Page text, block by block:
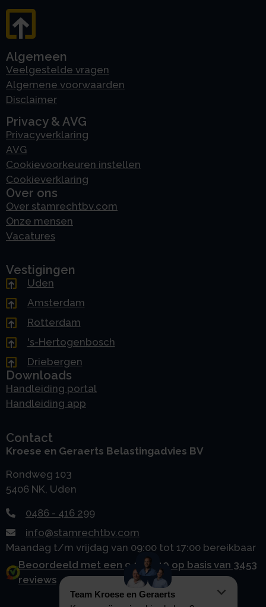
Algemeen
Veelgestelde vragen
Algemene voorwaarden
Disclaimer
Privacy & AVG
Privacyverklaring
AVG
Cookievoorkeuren instellen
Cookieverklaring
Over ons
Over stamrechtbv.com
Onze mensen
Vacatures
Vestigingen
Uden
Amsterdam
Rotterdam
's-Hertogenbosch
Driebergen
Downloads
Handleiding portal
Handleiding app
Contact
Kroese en Geraerts Belastingadvies BV
Rondweg 103
5406 NK, Uden
0486 - 416 299
info@stamrechtbv.com
Maandag t/m vrijdag van 09:00 tot 17:00 bereikbaar
Beoordeeld met een 9.0 uit 10 op basis van 3453
reviews